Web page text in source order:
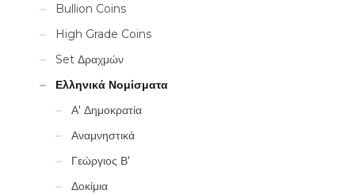
Bullion Coins
High Grade Coins
Set Δραχμών
Ελληνικά Νομίσματα
Α' Δημοκρατία
Αναμνηστικά
Γεώργιος Β'
Δοκίμια